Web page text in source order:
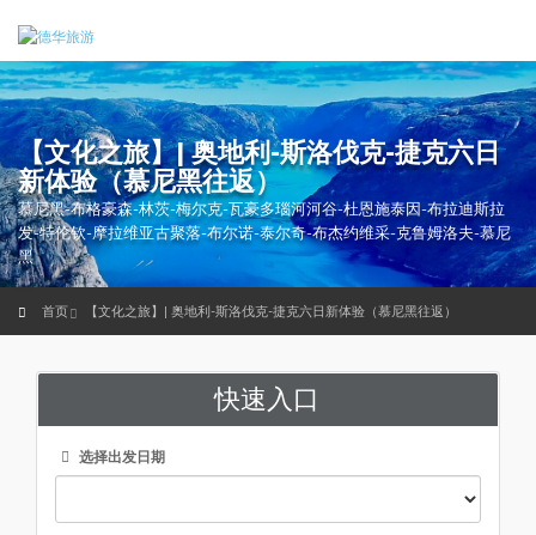
【文化之旅】| 奥地利-斯洛伐克-捷克六日
新体验（慕尼黑往返）
慕尼黑-布格豪森-林茨-梅尔克-瓦豪多瑙河河谷-杜恩施泰因-布拉迪斯拉
发-特伦钦-摩拉维亚古聚落-布尔诺-泰尔奇-布杰约维采-克鲁姆洛夫-慕尼
黑
首页 【文化之旅】| 奥地利-斯洛伐克-捷克六日新体验（慕尼黑往返）
快速入口
选择出发日期